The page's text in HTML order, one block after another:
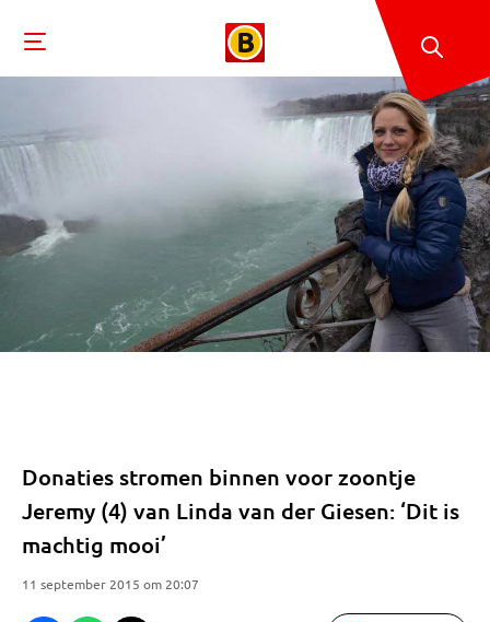
Donaties stromen binnen voor zoontje
Jeremy (4) van Linda van der Giesen: ‘Dit is
machtig mooi’
11 september 2015 om 20:07